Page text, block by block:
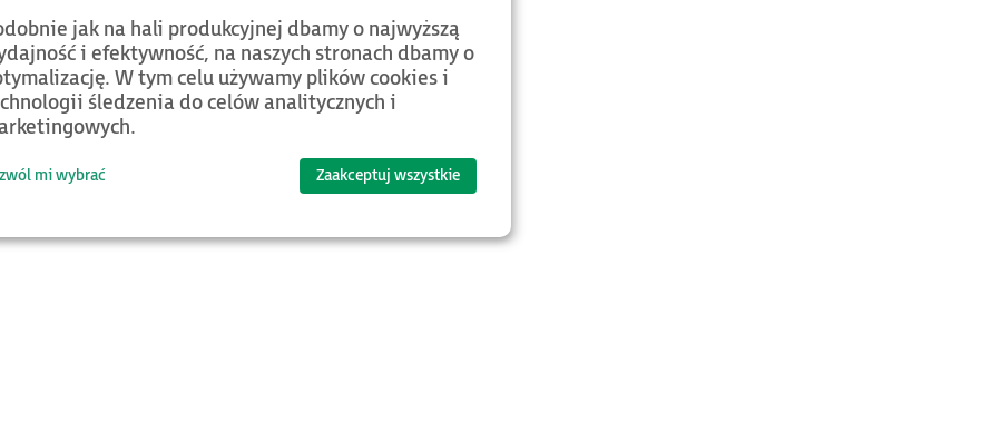
jak na hali produkcyjnej dbamy o najwyższą
i efektywność, na naszych stronach dbamy o
W tym celu używamy plików cookies i
śledzenia do celów analitycznych i
mi wybrać Zaakceptuj wszystkie